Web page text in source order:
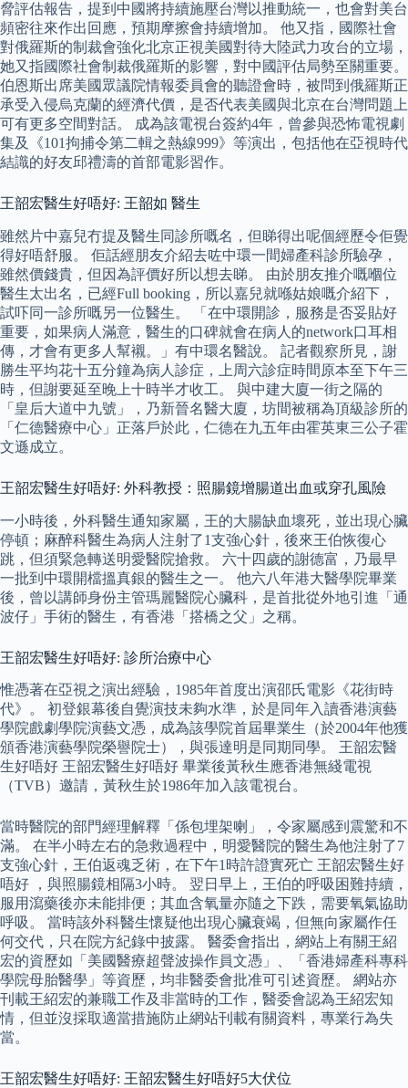
脅評估報告，提到中國將持續施壓台灣以推動統一，也會對美台
頻密往來作出回應，預期摩擦會持續增加。 他又指，國際社會
對俄羅斯的制裁會強化北京正視美國對待大陸武力攻台的立場，
她又指國際社會制裁俄羅斯的影響，對中國評估局勢至關重要。
伯恩斯出席美國眾議院情報委員會的聽證會時，被問到俄羅斯正
承受入侵烏克蘭的經濟代價，是否代表美國與北京在台灣問題上
可有更多空間對話。 成為該電視台簽約4年，曾參與恐怖電視劇
集及《101拘捕令第二輯之熱線999》等演出，包括他在亞視時代
結識的好友邱禮濤的首部電影習作。
王韶宏醫生好唔好: 王韶如 醫生
雖然片中嘉兒冇提及醫生同診所嘅名，但睇得出呢個經歷令佢覺
得好唔舒服。 佢話經朋友介紹去咗中環一間婦產科診所驗孕，
雖然價錢貴，但因為評價好所以想去睇。 由於朋友推介嘅嗰位
醫生太出名，已經Full booking，所以嘉兒就喺姑娘嘅介紹下，
試吓同一診所嘅另一位醫生。 「在中環開診，服務是否妥貼好
重要，如果病人滿意，醫生的口碑就會在病人的network口耳相
傳，才會有更多人幫襯。」有中環名醫說。 記者觀察所見，謝
勝生平均花十五分鐘為病人診症，上周六診症時間原本至下午三
時，但謝要延至晚上十時半才收工。 與中建大廈一街之隔的
「皇后大道中九號」，乃新晉名醫大廈，坊間被稱為頂級診所的
「仁德醫療中心」正落戶於此，仁德在九五年由霍英東三公子霍
文遜成立。
王韶宏醫生好唔好: 外科教授：照腸鏡增腸道出血或穿孔風險
一小時後，外科醫生通知家屬，王的大腸缺血壞死，並出現心臟
停頓；麻醉科醫生為病人注射了1支強心針，後來王伯恢復心
跳，但須緊急轉送明愛醫院搶救。 六十四歲的謝德富，乃最早
一批到中環開檔搵真銀的醫生之一。 他六八年港大醫學院畢業
後，曾以講師身份主管瑪麗醫院心臟科，是首批從外地引進「通
波仔」手術的醫生，有香港「搭橋之父」之稱。
王韶宏醫生好唔好: 診所治療中心
惟憑著在亞視之演出經驗，1985年首度出演邵氏電影《花街時
代》。 初登銀幕後自覺演技未夠水準，於是同年入讀香港演藝
學院戲劇學院演藝文憑，成為該學院首屆畢業生（於2004年他獲
頒香港演藝學院榮譽院士），與張達明是同期同學。 王韶宏醫
生好唔好 王韶宏醫生好唔好 畢業後黃秋生應香港無綫電視
（TVB）邀請，黃秋生於1986年加入該電視台。
當時醫院的部門經理解釋「係包埋架喇」，令家屬感到震驚和不
滿。 在半小時左右的急救過程中，明愛醫院的醫生為他注射了7
支強心針，王伯返魂乏術，在下午1時許證實死亡 王韶宏醫生好
唔好 ，與照腸鏡相隔3小時。 翌日早上，王伯的呼吸困難持續，
服用瀉藥後亦未能排便；其血含氧量亦隨之下跌，需要氧氣協助
呼吸。 當時該外科醫生懷疑他出現心臟衰竭，但無向家屬作任
何交代，只在院方紀錄中披露。 醫委會指出，網站上有關王紹
宏的資歷如「美國醫療超聲波操作員文憑」、「香港婦產科專科
學院母胎醫學」等資歷，均非醫委會批准可引述資歷。 網站亦
刊載王紹宏的兼職工作及非當時的工作，醫委會認為王紹宏知
情，但並沒採取適當措施防止網站刊載有關資料，專業行為失
當。
王韶宏醫生好唔好: 王韶宏醫生好唔好5大伏位